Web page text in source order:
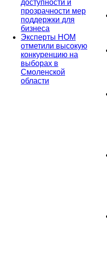
доступности и
прозрачности мер
поддержки для
бизнеса
Эксперты НОМ
отметили высокую
конкуренцию на
выборах в
Смоленской
области